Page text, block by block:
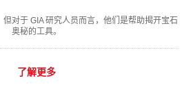
对于 GIA 研究人员而言，他们是帮助揭开宝石
奥秘的工具。
了解更多